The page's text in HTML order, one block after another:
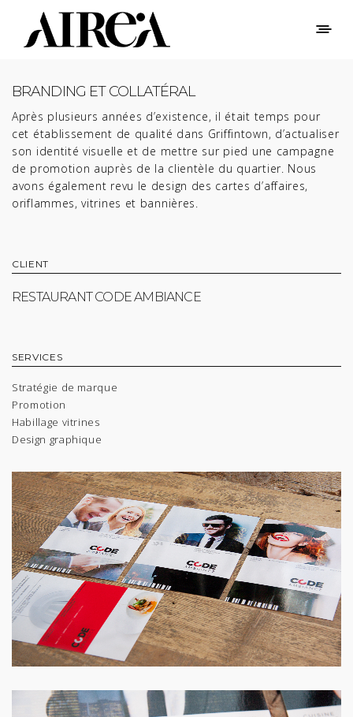
BRANDING ET COLLATÉRAL
Après plusieurs années d’existence, il était temps pour
cet établissement de qualité dans Griffintown, d’actualiser
son identité visuelle et de mettre sur pied une campagne
de promotion auprès de la clientèle du quartier. Nous
avons également revu le design des cartes d’affaires,
oriflammes, vitrines et bannières.
CLIENT
RESTAURANT CODE AMBIANCE
SERVICES
Stratégie de marque
Promotion
Habillage vitrines
Design graphique